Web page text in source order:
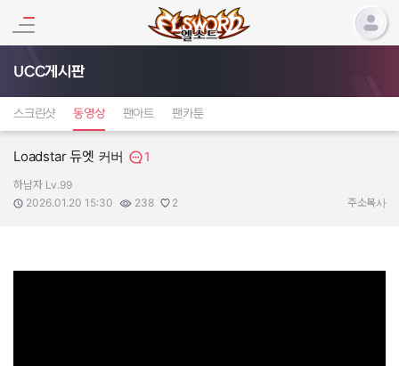
UCC게시판
스크린샷 동영상 팬아트 팬카툰
Loadstar 듀엣 커버 1
작성자:
하남자 Lv.99
작성일:
2026.01.20 15:30
조회수:
238
추천수:
2 주소복사